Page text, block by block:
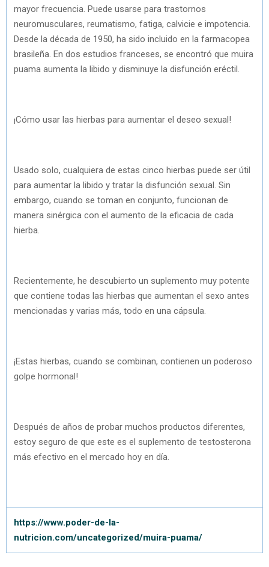
mayor frecuencia. Puede usarse para trastornos
neuromusculares, reumatismo, fatiga, calvicie e impotencia.
Desde la década de 1950, ha sido incluido en la farmacopea
brasileña. En dos estudios franceses, se encontró que muira
puama aumenta la libido y disminuye la disfunción eréctil.
¡Cómo usar las hierbas para aumentar el deseo sexual!
Usado solo, cualquiera de estas cinco hierbas puede ser útil
para aumentar la libido y tratar la disfunción sexual. Sin
embargo, cuando se toman en conjunto, funcionan de
manera sinérgica con el aumento de la eficacia de cada
hierba.
Recientemente, he descubierto un suplemento muy potente
que contiene todas las hierbas que aumentan el sexo antes
mencionadas y varias más, todo en una cápsula.
¡Estas hierbas, cuando se combinan, contienen un poderoso
golpe hormonal!
Después de años de probar muchos productos diferentes,
estoy seguro de que este es el suplemento de testosterona
más efectivo en el mercado hoy en día.
https://www.poder-de-la-
nutricion.com/uncategorized/muira-puama/